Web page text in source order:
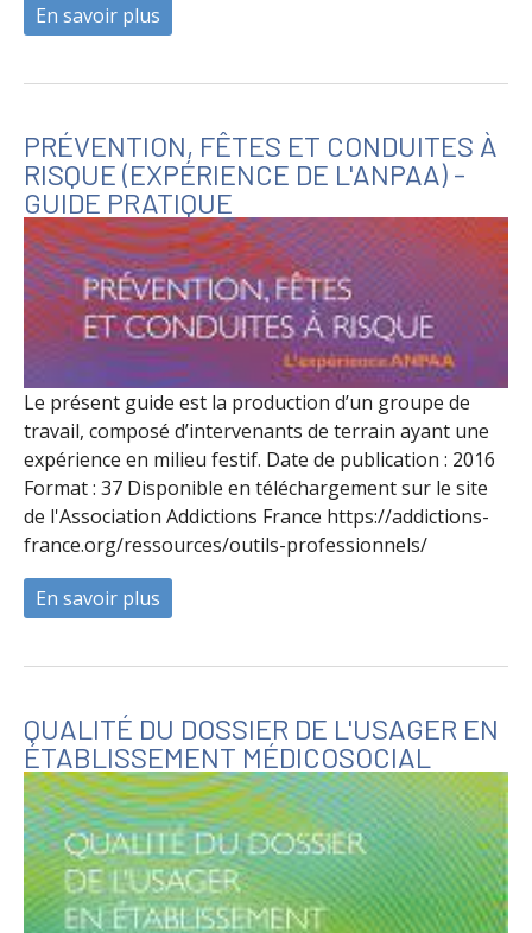
En savoir plus
PRÉVENTION, FÊTES ET CONDUITES À
RISQUE (EXPÉRIENCE DE L'ANPAA) -
GUIDE PRATIQUE
Le présent guide est la production d’un groupe de
travail, composé d’intervenants de terrain ayant une
expérience en milieu festif. Date de publication : 2016
Format : 37 Disponible en téléchargement sur le site
de l'Association Addictions France https://addictions-
france.org/ressources/outils-professionnels/
En savoir plus
QUALITÉ DU DOSSIER DE L'USAGER EN
ÉTABLISSEMENT MÉDICOSOCIAL